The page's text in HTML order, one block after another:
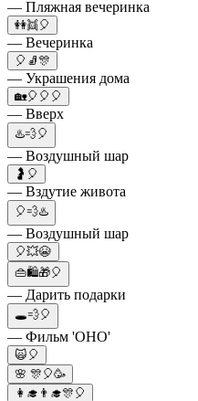
— Пляжная вечеринка
👭👯🎈
— Вечеринка
🎈🧦🎊
— Украшения дома
🏡🎈🎈🎈
— Вверх
♨️💨🎈
— Воздушный шар
🤰🎈
— Вздутие живота
🎈💨♨️
— Воздушный шар
🎈💥😭
👜🛍🎁🎈
— Дарить подарки
🕳💨🎈
— Фильм 'ОНО'
🙀🎈
🌸 🎊🎈🥳
👩‍🎓👨‍🎓🎊🎈